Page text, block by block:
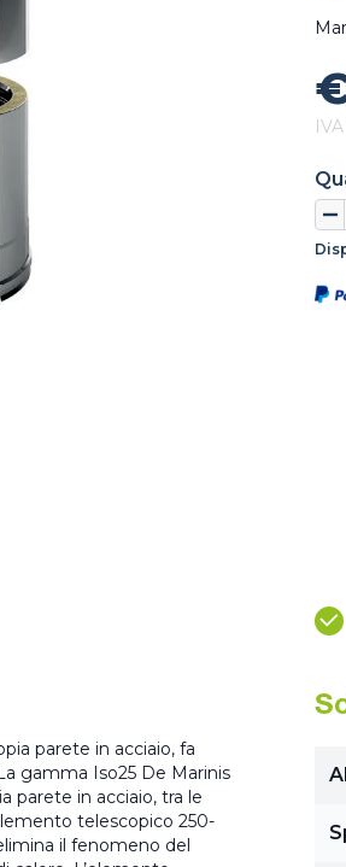
parete in acciaio, fa
gamma Iso25 De Marinis
parete in acciaio, tra le
telescopico 250-
il fenomeno del